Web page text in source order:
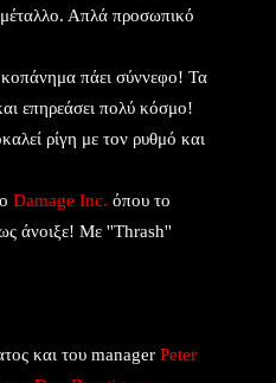
μέταλλο. Απλά προσωπικό
κοπάνημα πάει σύννεφο! Τα
επηρεάσει πολύ κόσμο!
ρίγη με τον ρυθμό και
Damage Inc. όπου το
άνοιξε! Με ''Thrash''
και του manager Peter